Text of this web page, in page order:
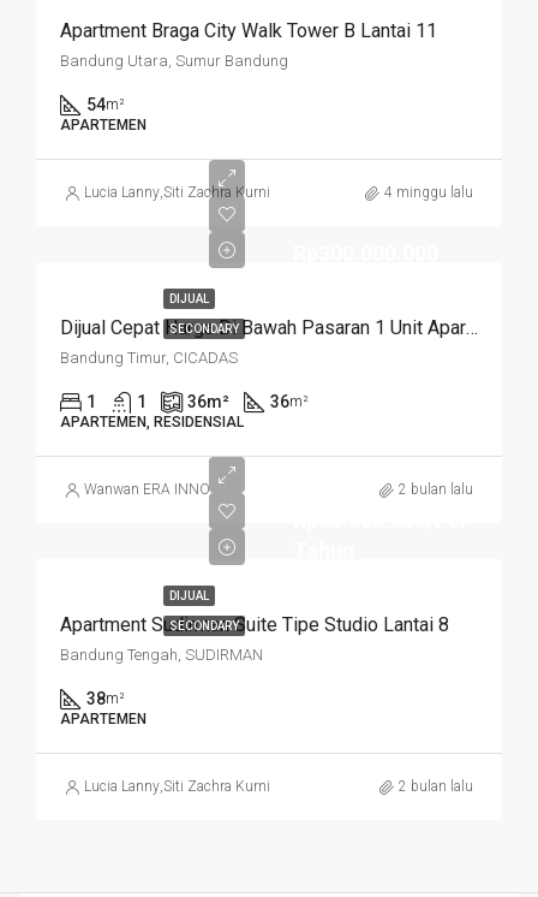
Apartment Braga City Walk Tower B Lantai 11
Bandung Utara, Sumur Bandung
54m²
APARTEMEN
Lucia Lanny,Siti Zachra Kurniasari 4 minggu lalu
DIJUAL
SECONDARY Dijual Cepat Harga Di Bawah Pasaran 1 Unit Apartemen Cicadas Jln A Yani Bandung Kota
Bandung Timur, CICADAS
1 1 36m² 36m²
APARTEMEN, RESIDENSIAL
Wanwan ERA INNO 2 bulan lalu
DIJUAL
SECONDARY
Apartment Sudirman Suite Tipe Studio Lantai 8
Bandung Tengah, SUDIRMAN
38m²
APARTEMEN
Lucia Lanny,Siti Zachra Kurniasari 2 bulan lalu